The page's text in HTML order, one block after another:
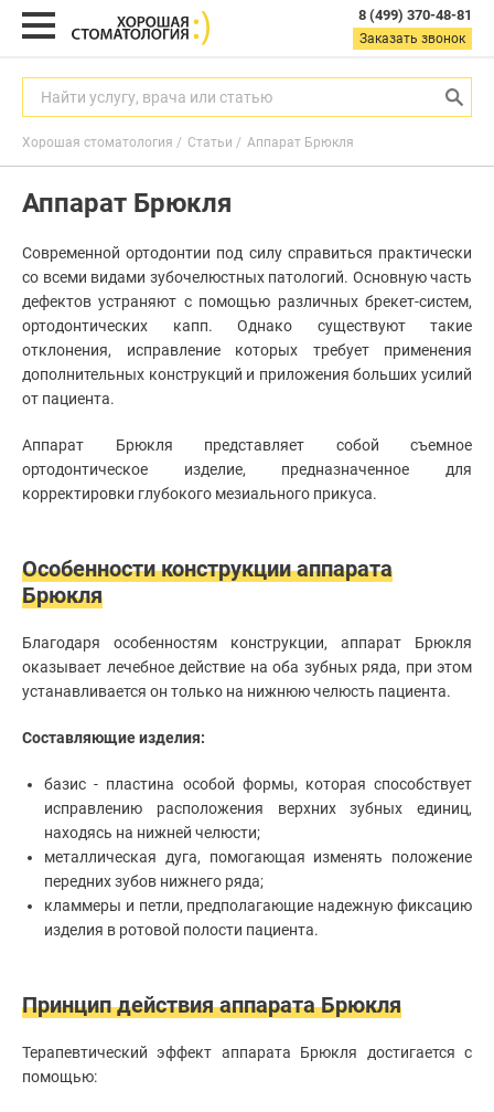
8 (499) 370-48-81
Заказать звонок
Найти услугу, врача или статью
Хорошая стоматология Статьи Аппарат Брюкля
Аппарат Брюкля
Современной ортодонтии под силу справиться практически
со всеми видами зубочелюстных патологий. Основную часть
дефектов устраняют с помощью различных брекет-систем,
ортодонтических капп. Однако существуют такие
отклонения, исправление которых требует применения
дополнительных конструкций и приложения больших усилий
от пациента.
Аппарат Брюкля представляет собой съемное
ортодонтическое изделие, предназначенное для
корректировки глубокого мезиального прикуса.
Особенности конструкции аппарата
Брюкля
Благодаря особенностям конструкции, аппарат Брюкля
оказывает лечебное действие на оба зубных ряда, при этом
устанавливается он только на нижнюю челюсть пациента.
Составляющие изделия:
базис - пластина особой формы, которая способствует
исправлению расположения верхних зубных единиц,
находясь на нижней челюсти;
металлическая дуга, помогающая изменять положение
передних зубов нижнего ряда;
кламмеры и петли, предполагающие надежную фиксацию
изделия в ротовой полости пациента.
Принцип действия аппарата Брюкля
Терапевтический эффект аппарата Брюкля достигается с
помощью:
8
370-
48-
81
Заказать звонок
с
21:00
пн-
Гигиена
полости
Диагностика
в
стоматологии
Реставрация
зубов
зубов
зубов
имплантолог
Удаление
зубов
Установка
абатмента
Установка
стоматология
зубов
Отбеливание
Акции
Врачи
Статьи